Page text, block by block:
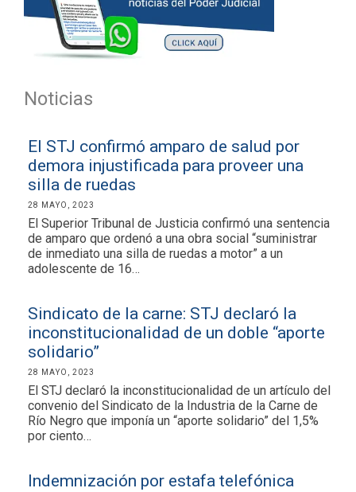
Noticias
El STJ confirmó amparo de salud por
demora injustificada para proveer una
silla de ruedas
28 MAYO, 2023
El Superior Tribunal de Justicia confirmó una sentencia
de amparo que ordenó a una obra social “suministrar
de inmediato una silla de ruedas a motor” a un
adolescente de 16…
Sindicato de la carne: STJ declaró la
inconstitucionalidad de un doble “aporte
solidario”
28 MAYO, 2023
El STJ declaró la inconstitucionalidad de un artículo del
convenio del Sindicato de la Industria de la Carne de
Río Negro que imponía un “aporte solidario” del 1,5%
por ciento…
Indemnización por estafa telefónica